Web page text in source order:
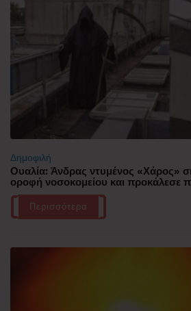
Δημοφιλή
Ουαλία: Άνδρας ντυμένος «Χάρος»
οροφή νοσοκομείου και προκάλεσε
Περισσότερα